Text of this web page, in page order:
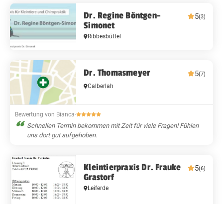
Dr. Regine Böntgen-
Simonet
5(3)
Ribbesbüttel
Dr. Thomasmeyer 5(7)
Calberlah
Bewertung von Bianca·
Schnellen Termin bekommen mit Zeit für viele Fragen! Fühlen
uns dort gut aufgehoben.
Kleintierpraxis Dr. Frauke
Grastorf
5(6)
Leiferde